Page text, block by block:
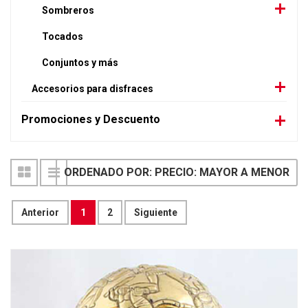
Sombreros
Tocados
Conjuntos y más
Accesorios para disfraces
Promociones y Descuento
Anterior 1 2 Siguiente
ORDENADO POR: PRECIO: MAYOR A MENOR